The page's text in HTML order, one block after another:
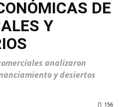
DE
Y
analizaron
y desiertos
156